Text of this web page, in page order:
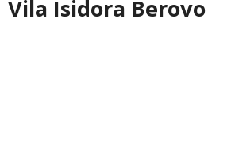
Vila Isidora Berovo